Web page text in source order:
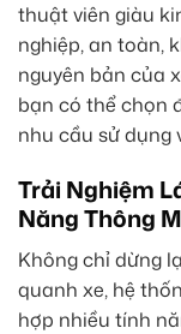
thuật viên giàu
nghiệp, an toàn,
nguyên bản của
bạn có thể chọn
nhu cầu sử dụng
Trải Nghiệm
Năng Thông
Không chỉ dừng
quanh xe, hệ
hợp nhiều tính